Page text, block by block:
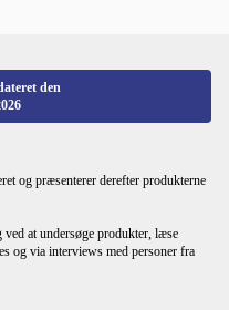
og præsenterer derefter produkterne
at undersøge produkter, læse
og via interviews med personer fra
den